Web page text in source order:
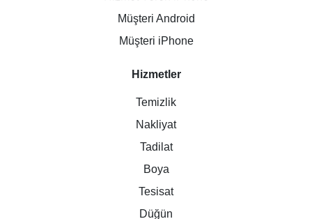
Müşteri Android
Müşteri iPhone
Hizmetler
Temizlik
Nakliyat
Tadilat
Boya
Tesisat
Düğün